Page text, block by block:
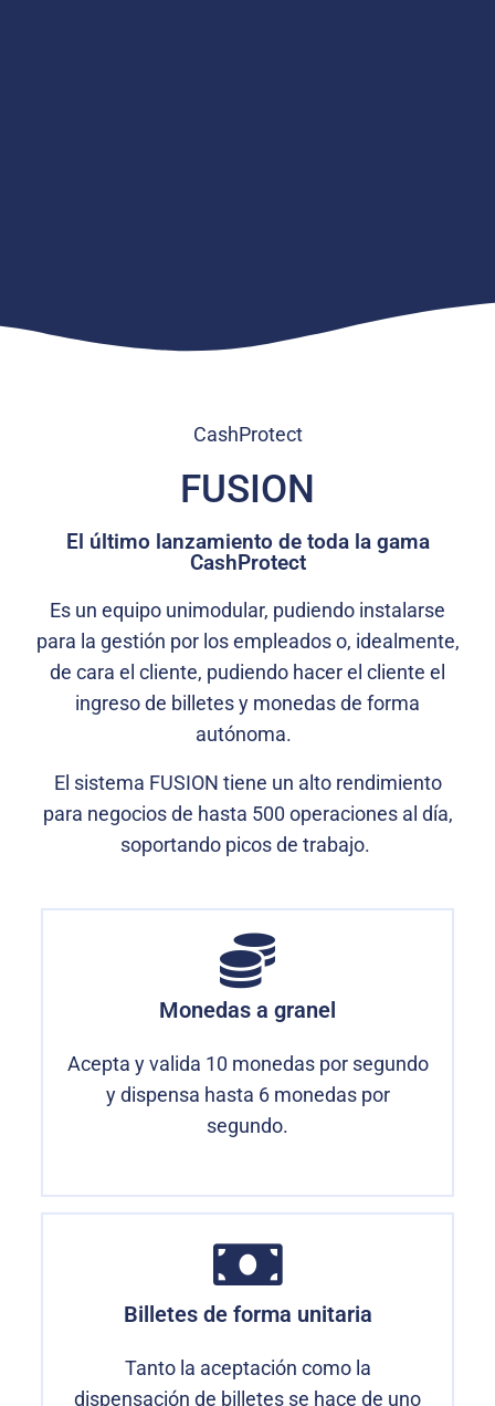
CashProtect
FUSION
El último lanzamiento de toda la gama
CashProtect
Es un equipo unimodular, pudiendo instalarse
para la gestión por los empleados o, idealmente,
de cara el cliente, pudiendo hacer el cliente el
ingreso de billetes y monedas de forma
autónoma.
El sistema FUSION tiene un alto rendimiento
para negocios de hasta 500 operaciones al día,
soportando picos de trabajo.
Monedas a granel
Acepta y valida 10 monedas por segundo
y dispensa hasta 6 monedas por
segundo.
Billetes de forma unitaria
Tanto la aceptación como la
dispensación de billetes se hace de uno